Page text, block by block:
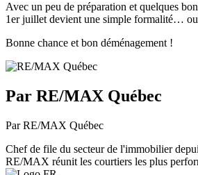
Avec un peu de préparation et quelques
1er juillet devient une simple formalité…
Bonne chance et bon déménagement !
Par RE/MAX Québec
Par RE/MAX Québec
Chef de file du secteur de l'immobilier
RE/MAX réunit les courtiers les plus